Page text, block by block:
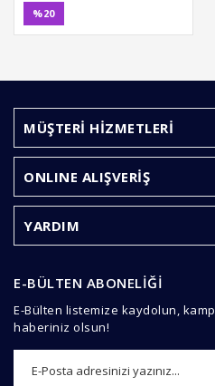
%20
MÜŞTERİ HİZMETLERİ
ONLINE ALIŞVERİŞ
YARDIM
E-BÜLTEN ABONELİĞİ
E-Bülten listemize kaydolun,
haberiniz olsun!